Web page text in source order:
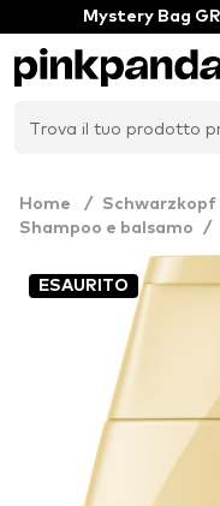
Mystery Bag
Home / Schwarzkopf
Shampoo e balsamo
/
ESAURITO